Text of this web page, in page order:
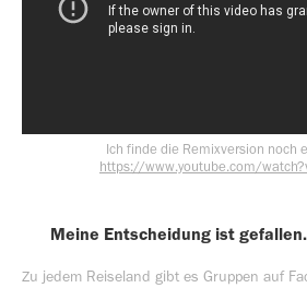
Ich finde die Remixversion noch
https://www.youtube.com/
Meine Entscheidung ist
Zu jedem Reiseland gibt es Gruppen auf